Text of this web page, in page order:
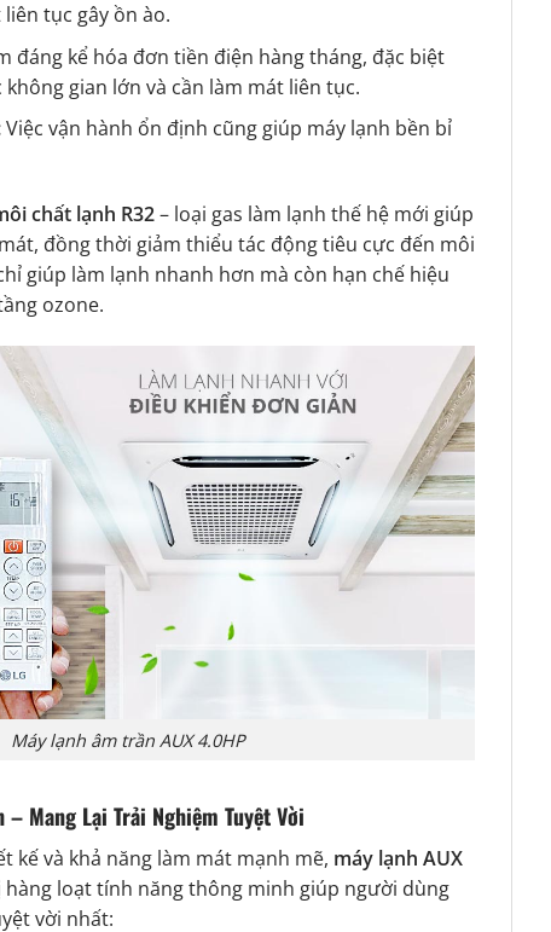
tục gây ồn ào.
đáng kể hóa đơn tiền điện hàng tháng, đặc biệt
gian lớn và cần làm mát liên tục.
Việc vận hành ổn định cũng giúp máy lạnh bền bỉ
chất lạnh R32– loại gas làm lạnh thế hệ mới giúp
đồng thời giảm thiểu tác động tiêu cực đến môi
giúp làm lạnh nhanh hơn mà còn hạn chế hiệu
ozone.
Máy lạnh âm trần AUX 4.0HP
– Mang Lại Trải Nghiệm Tuyệt Vời
kế và khả năng làm mát mạnh mẽ, máy lạnh AUX
loạt tính năng thông minh giúp người dùng
vời nhất: